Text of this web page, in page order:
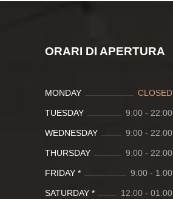
ORARI DI APERTURA
MONDAY CLOSED
TUESDAY 9:00 - 22:00
WEDNESDAY 9:00 - 22:00
THURSDAY 9:00 - 22:00
FRIDAY * 9:00 - 1:00
SATURDAY * 12:00 - 01:00